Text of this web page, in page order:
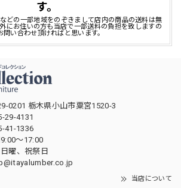
す。
どの一部地域をのぞきまして店内の商品の送料は無
にお住いの方も当店で一部送料の負担を致しますの
問い合わせ頂ければと思います。
0201 栃木県小山市粟宮1520-3
29-4131
41-1336
～17:00
曜、祝祭日
当店について